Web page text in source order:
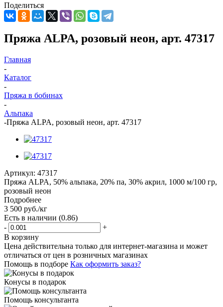
Поделиться
Пряжа ALPA, розовый неон, арт. 47317
Главная
-
Каталог
-
Пряжа в бобинах
-
Альпака
-Пряжа ALPA, розовый неон, арт. 47317
Артикул: 47317
Пряжа ALPA, 50% альпака, 20% па, 30% акрил, 1000 м/100 гр,
розовый неон
Подробнее
3 500 руб./кг
Есть в наличии (0.86)
-
+
В корзину
Цена действительна только для интернет-магазина и может
отличаться от цен в розничных магазинах
Помощь в подборе Как оформить заказ?
Конусы в подарок
Помощь консультанта